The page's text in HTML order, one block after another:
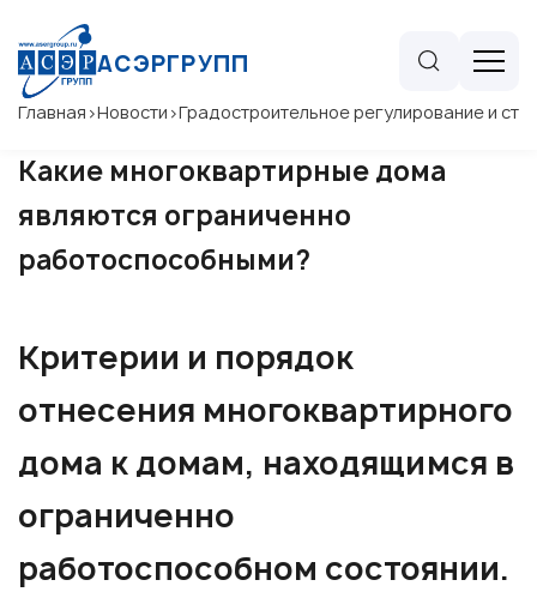
АСЭРГРУПП
Главная >Новости >Градостроительное регулирование и
Какие многоквартирные дома
являются ограниченно
работоспособными?
Критерии и порядок
отнесения многоквартирного
дома к домам, находящимся в
ограниченно
работоспособном состоянии.